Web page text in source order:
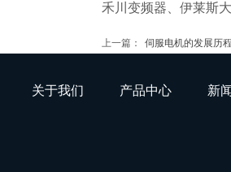
禾川变频器、伊莱斯
上一篇： 伺服电机的发展历
关于我们 产品中